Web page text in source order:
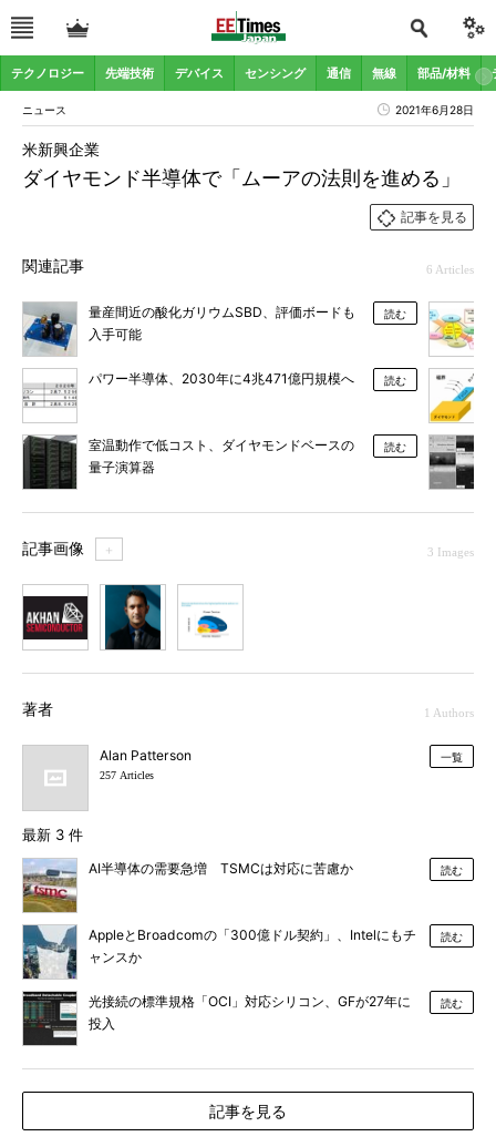
テクノロジー 先端技術 デバイス センシング 通信 無線 部品/材料
ニュース 2021年6月28日
ダイヤモンド半導体で「ムーアの法則を進める」
米新興企業
記事を見る
関連記事 6 Articles
量産間近の酸化ガリウムSBD、評価ボードも
入手可能
読む
パワー半導体、2030年に4兆471億円規模へ 読む
室温動作で低コスト、ダイヤモンドベースの
量子演算器
読む
記事画像 ＋ 3 Images
著者 1 Authors
Alan Patterson
257 Articles
一覧
最新 3 件
AI半導体の需要急増 TSMCは対応に苦慮か 読む
AppleとBroadcomの「300億ドル契約」、Intelにもチ
ャンスか
読む
光接続の標準規格「OCI」対応シリコン、GFが27年に
投入
読む
記事を見る